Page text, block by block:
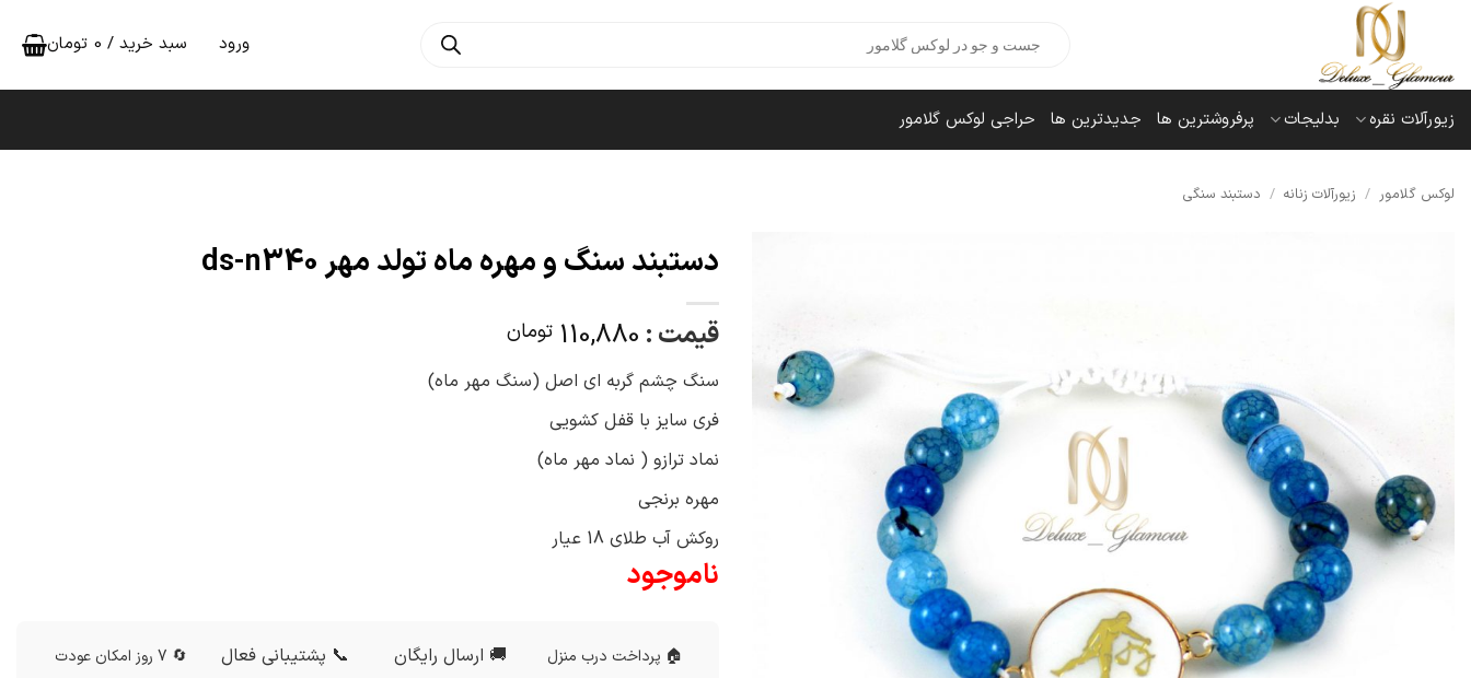
content
search ورود سبد خرید / 0 تومان
زیورآلات نقره بدلیجات پرفروشترین ها جدیدترین ها حراجی لوکس گلامور
لوکس گلامور / زیورآلات زنانه / دستبند سنگی
دستبند سنگ و مهره ماه تولد مهر ds-n340
قیمت : 110,880 تومان
سنگ چشم گربه ای اصل (سنگ مهر ماه)
فری سایز با قفل کشویی
نماد ترازو ( نماد مهر ماه)
مهره برنجی
روکش آب طلای 18 عیار
ناموجود
🏠 پرداخت درب منزل 🚚 ارسال رایگان 📞 پشتیبانی فعال 🔄 7 روز امکان عودت